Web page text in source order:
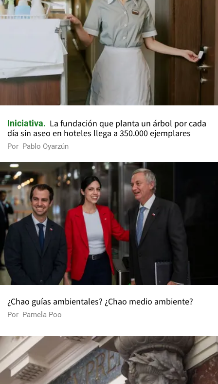
Iniciativa
La fundación que planta un árbol por cada
día sin aseo en hoteles llega a 350.000 ejemplares
Por Pablo Oyarzún
¿Chao guías ambientales? ¿Chao medio ambiente?
Por Pamela Poo